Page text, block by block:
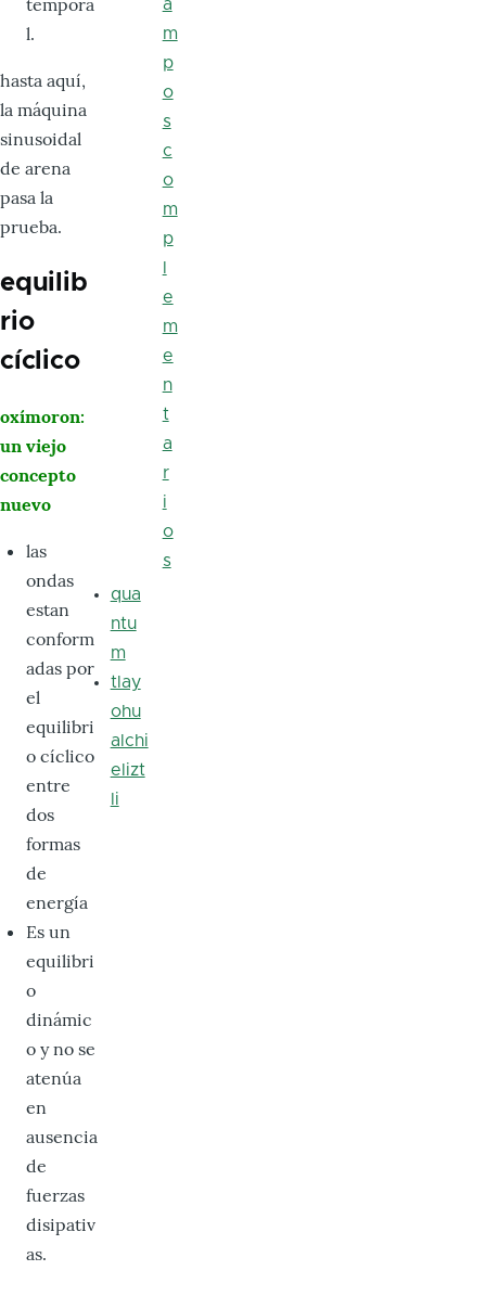
l.
hasta aquí,
la máquina
sinusoidal
de arena
pasa la
prueba.
equilib
rio
cíclico
oxímoron:
un viejo
concepto
nuevo
las
ondas
estan
conform
adas por
el
equilibri
o cíclico
entre
dos
formas
de
energía
Es un
equilibri
o
dinámic
o y no se
atenúa
en
ausencia
de
fuerzas
disipativ
as.
a
m
p
o
s
c
o
m
p
e
m
e
n
t
a
r
i
o
s
qua
ntu
m
tlay
ohu
alchi
elizt
li